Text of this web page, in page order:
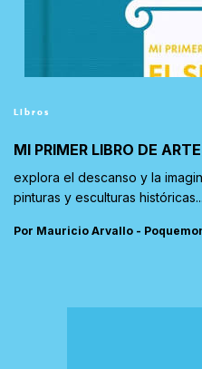
Libros
MI PRIMER LIBRO DE
explora el descanso y la
pinturas y esculturas
Por Mauricio Arvallo -